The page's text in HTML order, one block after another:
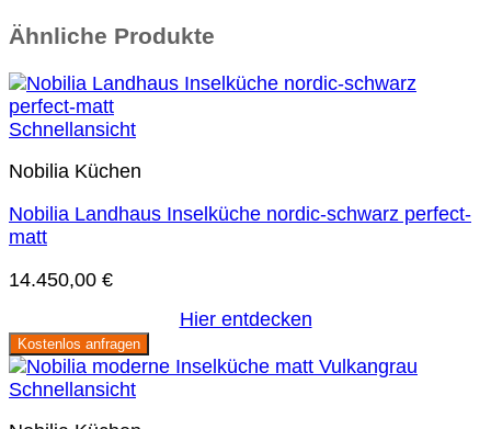
Ähnliche Produkte
Schnellansicht
Nobilia Küchen
Nobilia Landhaus Inselküche nordic-schwarz perfect-
matt
14.450,00 €
Hier entdecken
Kostenlos anfragen
Schnellansicht